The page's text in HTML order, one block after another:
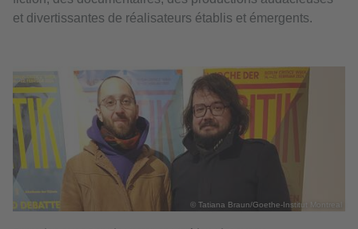
et divertissantes de réalisateurs établis et émergents.
© Tatiana Braun/Goethe-Institut Montreal